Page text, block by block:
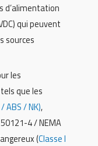
d’alimentation
qui peuvent
sources
les
que les
ABS / NK),
4 / NEMA
(Classe I